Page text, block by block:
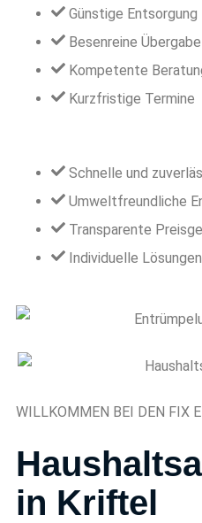
Günstige Entsorgung
Besenreine Übergabe
Kompetente
Kurzfristige Termine
Schnelle und
Umweltfreundliche
Transparente
Individuelle Lösungen
WILLKOMMEN BEI DEN FIX
in Kriftel